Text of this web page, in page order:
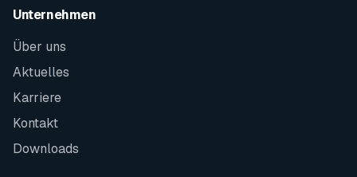
Unternehmen
Über uns
Aktuelles
Karriere
Kontakt
Downloads